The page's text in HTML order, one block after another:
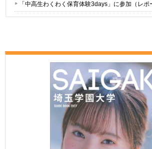
「中高生わくわく保育体験3days」に参加（レポ